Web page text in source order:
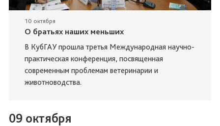
10 октября
О братьях наших меньших
В КубГАУ прошла третья Международная научно-
практическая конференция, посвященная
современным проблемам ветеринарии и
животноводства.
09 октября